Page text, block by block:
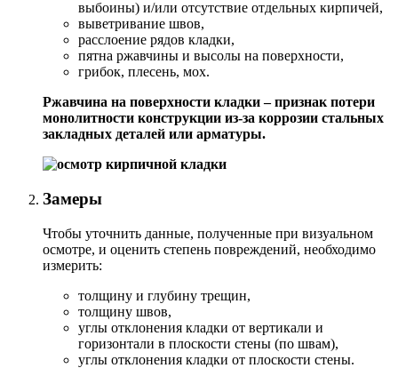
выбоины) и/или отсутствие отдельных кирпичей,
выветривание швов,
расслоение рядов кладки,
пятна ржавчины и высолы на поверхности,
грибок, плесень, мох.
Ржавчина на поверхности кладки – признак потери
монолитности конструкции из-за коррозии стальных
закладных деталей или арматуры.
Замеры
Чтобы уточнить данные, полученные при визуальном
осмотре, и оценить степень повреждений, необходимо
измерить:
толщину и глубину трещин,
толщину швов,
углы отклонения кладки от вертикали и
горизонтали в плоскости стены (по швам),
углы отклонения кладки от плоскости стены.